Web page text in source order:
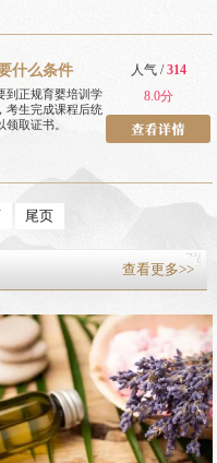
什么条件
到正规育婴培训学
考生完成课程后统
取证书。
人气 /314
8.0分
尾页
查看更多>>